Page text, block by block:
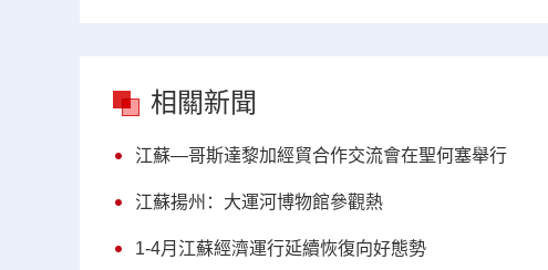
相關新聞
江蘇—哥斯達黎加經貿合作交流會在聖何塞舉行
江蘇揚州：大運河博物館參觀熱
1-4月江蘇經濟運行延續恢復向好態勢